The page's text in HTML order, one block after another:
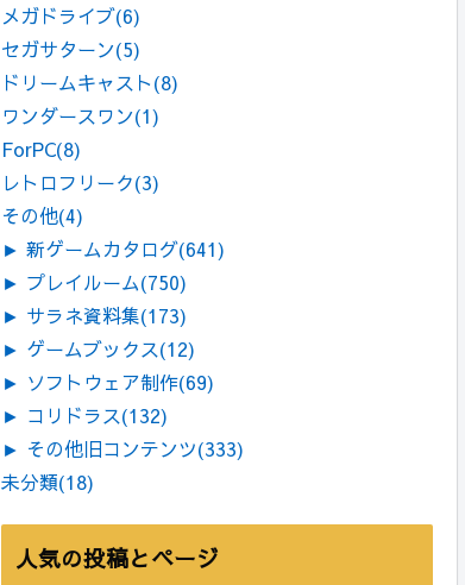
メガドライブ(6)
セガサターン(5)
ドリームキャスト(8)
ワンダースワン(1)
ForPC(8)
レトロフリーク(3)
その他(4)
► 新ゲームカタログ(641)
► プレイルーム(750)
► サラネ資料集(173)
► ゲームブックス(12)
► ソフトウェア制作(69)
► コリドラス(132)
► その他旧コンテンツ(333)
未分類(18)
人気の投稿とページ